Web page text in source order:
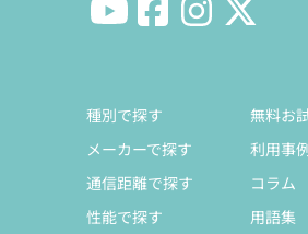
種別で探す
メーカーで探す
通信距離で探す
性能で探す
無料お
利用事
コラム
用語集